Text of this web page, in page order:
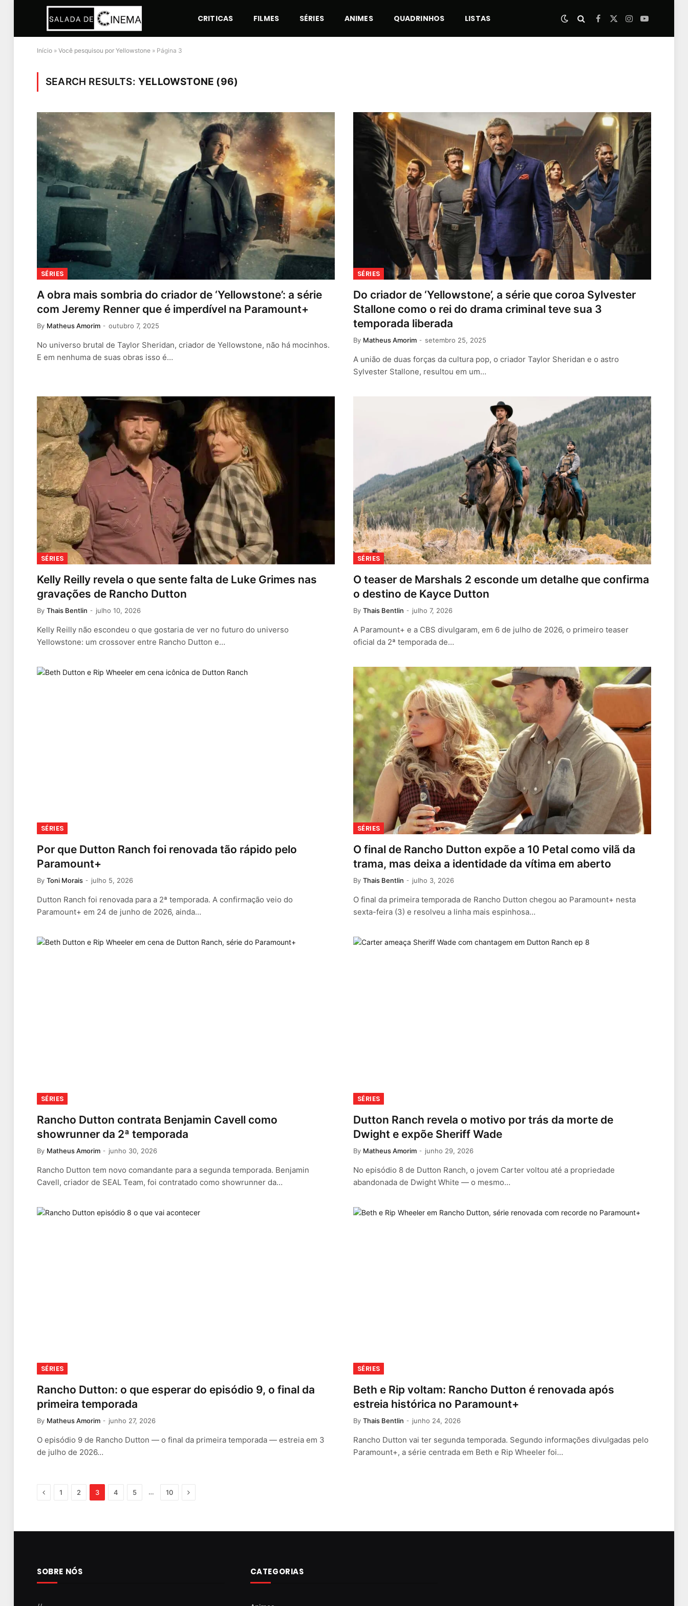
CRITICAS FILMES SÉRIES ANIMES QUADRINHOS LISTAS Facebook
X
Instagram
YouTube
Início » Você pesquisou por Yellowstone » Página 3
SEARCH RESULTS:YELLOWSTONE (96)
SÉRIES
A obra mais sombria do criador de ‘Yellowstone’: a série
com Jeremy Renner que é imperdível na Paramount+
By Matheus Amorim outubro 7, 2025
No universo brutal de Taylor Sheridan, criador de Yellowstone, não há mocinhos.
E em nenhuma de suas obras isso é…
SÉRIES
Do criador de ‘Yellowstone’, a série que coroa Sylvester
Stallone como o rei do drama criminal teve sua 3
temporada liberada
By Matheus Amorim setembro 25, 2025
A união de duas forças da cultura pop, o criador Taylor Sheridan e o astro
Sylvester Stallone, resultou em um…
SÉRIES
Kelly Reilly revela o que sente falta de Luke Grimes nas
gravações de Rancho Dutton
By Thais Bentlin julho 10, 2026
Kelly Reilly não escondeu o que gostaria de ver no futuro do universo
Yellowstone: um crossover entre Rancho Dutton e…
SÉRIES
O teaser de Marshals 2 esconde um detalhe que confirma
o destino de Kayce Dutton
By Thais Bentlin julho 7, 2026
A Paramount+ e a CBS divulgaram, em 6 de julho de 2026, o primeiro teaser
oficial da 2ª temporada de…
SÉRIES
Por que Dutton Ranch foi renovada tão rápido pelo
Paramount+
By Toni Morais julho 5, 2026
Dutton Ranch foi renovada para a 2ª temporada. A confirmação veio do
Paramount+ em 24 de junho de 2026, ainda…
SÉRIES
O final de Rancho Dutton expõe a 10 Petal como vilã da
trama, mas deixa a identidade da vítima em aberto
By Thais Bentlin julho 3, 2026
O final da primeira temporada de Rancho Dutton chegou ao Paramount+ nesta
sexta-feira (3) e resolveu a linha mais espinhosa…
SÉRIES
Rancho Dutton contrata Benjamin Cavell como
showrunner da 2ª temporada
By Matheus Amorim junho 30, 2026
Rancho Dutton tem novo comandante para a segunda temporada. Benjamin
Cavell, criador de SEAL Team, foi contratado como showrunner da…
SÉRIES
Dutton Ranch revela o motivo por trás da morte de
Dwight e expõe Sheriff Wade
By Matheus Amorim junho 29, 2026
No episódio 8 de Dutton Ranch, o jovem Carter voltou até a propriedade
abandonada de Dwight White — o mesmo…
SÉRIES
Rancho Dutton: o que esperar do episódio 9, o final da
primeira temporada
By Matheus Amorim junho 27, 2026
O episódio 9 de Rancho Dutton — o final da primeira temporada — estreia em 3
de julho de 2026…
SÉRIES
Beth e Rip voltam: Rancho Dutton é renovada após
estreia histórica no Paramount+
By Thais Bentlin junho 24, 2026
Rancho Dutton vai ter segunda temporada. Segundo informações divulgadas pelo
Paramount+, a série centrada em Beth e Rip Wheeler foi…
Previous
1 2 3 4 5 … 10 Next
SOBRE NÓS CATEGORIAS